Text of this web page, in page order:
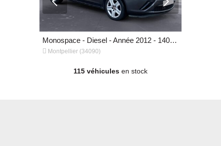
Monospace - Diesel - Année 2012 - 140 000 km, 6 990 €
 Montpellier (34090)
115 véhicules en stock